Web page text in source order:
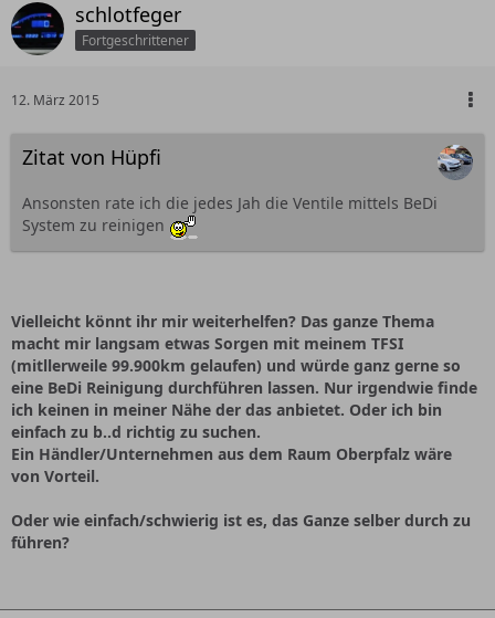
schlotfeger
Fortgeschrittener
12. März 2015
Zitat von Hüpfi
Ansonsten rate ich die jedes Jah die Ventile mittels BeDi
System zu reinigen
Vielleicht könnt ihr mir weiterhelfen? Das ganze Thema
macht mir langsam etwas Sorgen mit meinem TFSI
(mitllerweile 99.900km gelaufen) und würde ganz gerne so
eine BeDi Reinigung durchführen lassen. Nur irgendwie finde
ich keinen in meiner Nähe der das anbietet. Oder ich bin
einfach zu b..d richtig zu suchen.
Ein Händler/Unternehmen aus dem Raum Oberpfalz wäre
von Vorteil.
Oder wie einfach/schwierig ist es, das Ganze selber durch zu
führen?